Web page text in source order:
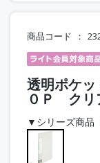
商品コード
透明ポケ
０Ｐ クリ
▼シリーズ商品